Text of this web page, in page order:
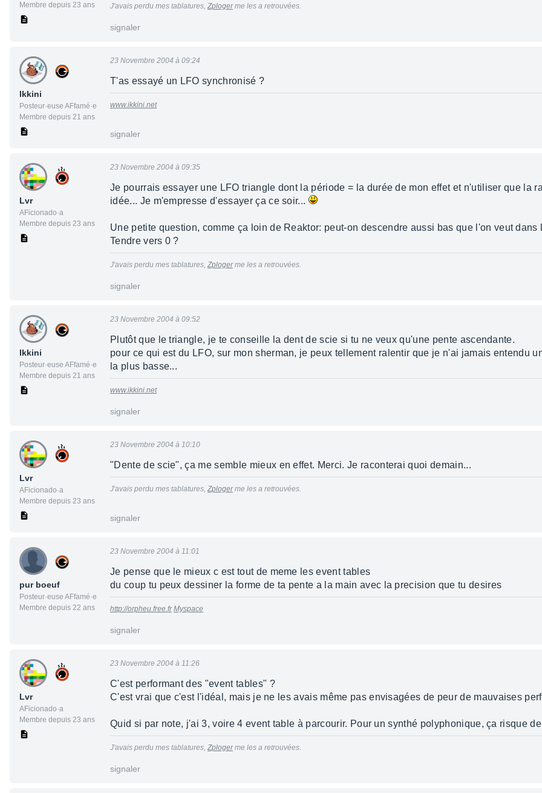
Membre depuis 23 ans
J'avais perdu mes tablatures, Zplogerme les a retrouvées.
signaler
Ikkini
Posteur·euse AFfamé·e
Membre depuis 21 ans
23 Novembre 2004 à 09:24
T'as essayé un LFO synchronisé ?
www.ikkini.net
signaler
Lvr
AFicionado·a
Membre depuis 23 ans
23 Novembre 2004 à 09:35
Je pourrais essayer une LFO triangle dont la période = la durée de mon effet et n'utiliser que la
idée... Je m'empresse d'essayer ça ce soir...
Une petite question, comme ça loin de Reaktor: peut-on descendre aussi bas que l'on veut dans
Tendre vers 0 ?
J'avais perdu mes tablatures, Zplogerme les a retrouvées.
signaler
Ikkini
Posteur·euse AFfamé·e
Membre depuis 21 ans
23 Novembre 2004 à 09:52
Plutôt que le triangle, je te conseille la dent de scie si tu ne veux qu'une pente ascendante.
pour ce qui est du LFO, sur mon sherman, je peux tellement ralentir que je n'ai jamais entendu
la plus basse...
www.ikkini.net
signaler
Lvr
AFicionado·a
Membre depuis 23 ans
23 Novembre 2004 à 10:10
"Dente de scie", ça me semble mieux en effet. Merci. Je raconterai quoi demain...
J'avais perdu mes tablatures, Zplogerme les a retrouvées.
signaler
pur boeuf
Posteur·euse AFfamé·e
Membre depuis 22 ans
23 Novembre 2004 à 11:01
Je pense que le mieux c est tout de meme les event tables
du coup tu peux dessiner la forme de ta pente a la main avec la precision que tu desires
http://orpheu.free.fr Myspace
signaler
Lvr
AFicionado·a
Membre depuis 23 ans
23 Novembre 2004 à 11:26
C'est performant des "event tables" ?
C'est vrai que c'est l'idéal, mais je ne les avais même pas envisagées de peur de mauvaises
Quid si par note, j'ai 3, voire 4 event table à parcourir. Pour un synthé polyphonique, ça risque
J'avais perdu mes tablatures, Zplogerme les a retrouvées.
signaler